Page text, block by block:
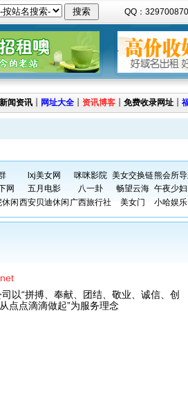
QQ：329700870
闻资讯 ┊ 网址大全 ┊ 资讯博客 ┊ 免费收录网址 ┊
lxj美女网 咪咪影院 美女交换链熊会所
网
五月电影 八一卦 畅望云海 午夜少妇
闲西安贝迪休闲 广西旅行社 美女门 小哈娱乐
以“拼搏、奉献、团结、敬业、诚信、创
点点滴滴做起”为服务理念